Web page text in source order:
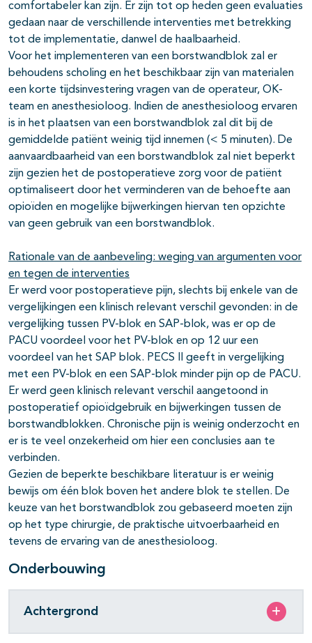
comfortabeler kan zijn. Er zijn tot op heden geen evaluaties
gedaan naar de verschillende interventies met betrekking
tot de implementatie, danwel de haalbaarheid.
Voor het implementeren van een borstwandblok zal er
behoudens scholing en het beschikbaar zijn van materialen
een korte tijdsinvestering vragen van de operateur, OK-
team en anesthesioloog. Indien de anesthesioloog ervaren
is in het plaatsen van een borstwandblok zal dit bij de
gemiddelde patiënt weinig tijd innemen (< 5 minuten). De
aanvaardbaarheid van een borstwandblok zal niet beperkt
zijn gezien het de postoperatieve zorg voor de patiënt
optimaliseert door het verminderen van de behoefte aan
opioïden en mogelijke bijwerkingen hiervan ten opzichte
van geen gebruik van een borstwandblok.
Rationale van de aanbeveling: weging van argumenten voor
en tegen de interventies
Er werd voor postoperatieve pijn, slechts bij enkele van de
vergelijkingen een klinisch relevant verschil gevonden: in de
vergelijking tussen PV-blok en SAP-blok, was er op de
PACU voordeel voor het PV-blok en op 12 uur een
voordeel van het SAP blok. PECS II geeft in vergelijking
met een PV-blok en een SAP-blok minder pijn op de PACU.
Er werd geen klinisch relevant verschil aangetoond in
postoperatief opioïdgebruik en bijwerkingen tussen de
borstwandblokken. Chronische pijn is weinig onderzocht en
er is te veel onzekerheid om hier een conclusies aan te
verbinden.
Gezien de beperkte beschikbare literatuur is er weinig
bewijs om één blok boven het andere blok te stellen. De
keuze van het borstwandblok zou gebaseerd moeten zijn
op het type chirurgie, de praktische uitvoerbaarheid en
tevens de ervaring van de anesthesioloog.
Onderbouwing
Achtergrond